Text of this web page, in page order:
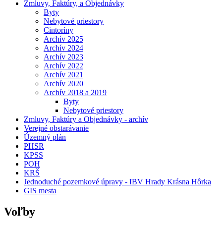
Zmluvy, Faktúry, a Objednávky
Byty
Nebytové priestory
Cintoríny
Archív 2025
Archív 2024
Archív 2023
Archív 2022
Archív 2021
Archív 2020
Archív 2018 a 2019
Byty
Nebytové priestory
Zmluvy, Faktúry a Objednávky - archív
Verejné obstarávanie
Územný plán
PHSR
KPSS
POH
KRŠ
Jednoduché pozemkové úpravy - IBV Hrady Krásna Hôrka
GIS mesta
Voľby